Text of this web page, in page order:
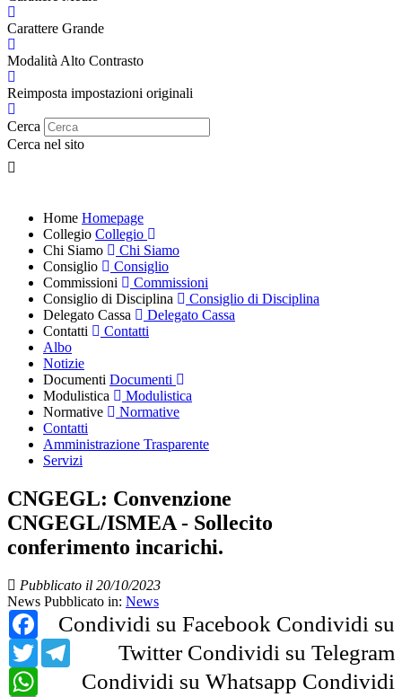
Carattere Grande
Modalità Alto Contrasto
Reimposta impostazioni originali
Cerca
Cerca nel sito
Home Homepage
Collegio Collegio
Chi Siamo
Chi Siamo
Consiglio
Consiglio
Commissioni
Commissioni
Consiglio di Disciplina
Consiglio di Disciplina
Delegato Cassa
Delegato Cassa
Contatti
Contatti
Albo
Notizie
Documenti Documenti
Modulistica
Modulistica
Normative
Normative
Contatti
Amministrazione Trasparente
Servizi
CNGEGL: Convenzione
CNGEGL/ISMEA - Sollecito
conferimento incarichi.
Pubblicato il 20/10/2023
News Pubblicato in: News
Condividi su Facebook
Facebook
Condividi su
Twitter
Twitter Condividi su Telegram
Telegram
Condividi su Whatsapp
WhatsApp
Condividi